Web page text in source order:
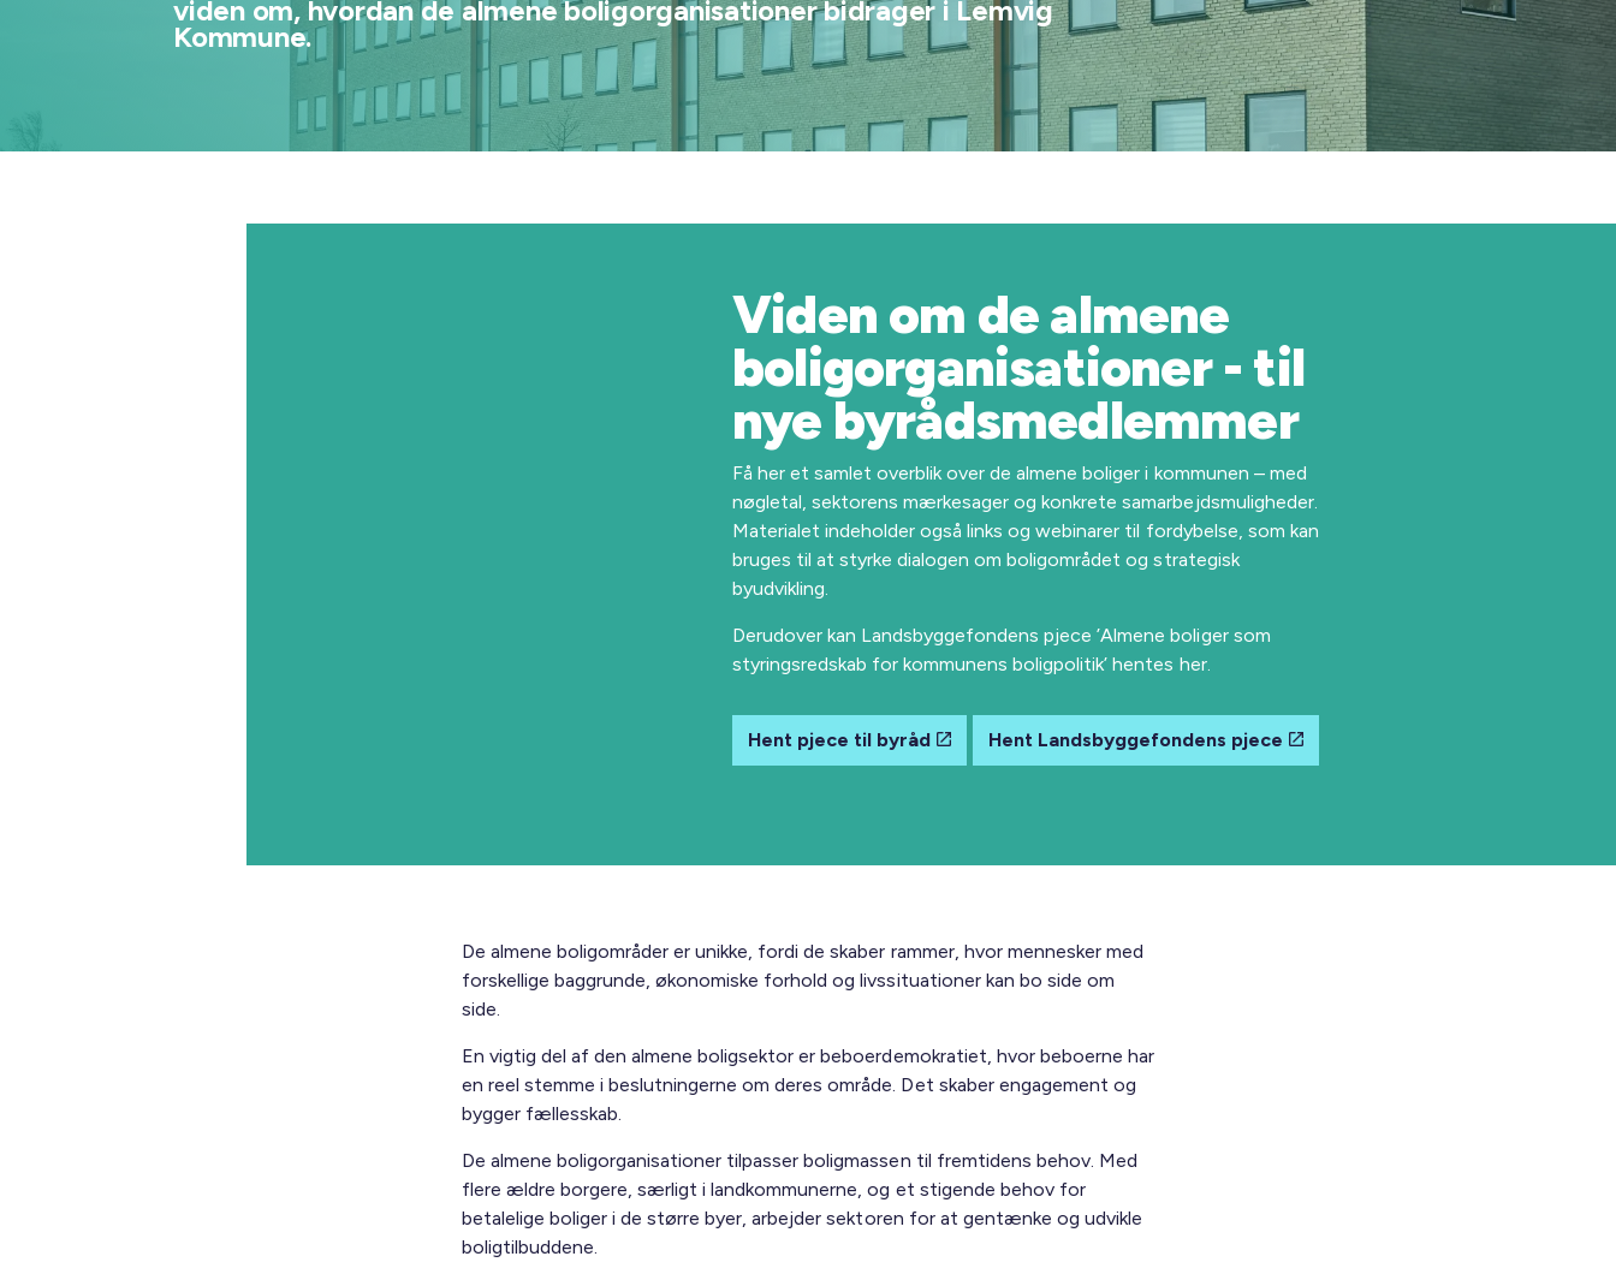
viden om, hvordan de almene boligorganisationer bidrager i Lemvig
Kommune.
Viden om de almene
boligorganisationer - til
nye byrådsmedlemmer
Få her et samlet overblik over de almene boliger i kommunen – med
nøgletal, sektorens mærkesager og konkrete samarbejdsmuligheder.
Materialet indeholder også links og webinarer til fordybelse, som kan
bruges til at styrke dialogen om boligområdet og strategisk
byudvikling.
Derudover kan Landsbyggefondens pjece ’Almene boliger som
styringsredskab for kommunens boligpolitik’ hentes her.
Hent pjece til byråd Hent Landsbyggefondens pjece
De almene boligområder er unikke, fordi de skaber rammer, hvor mennesker med
forskellige baggrunde, økonomiske forhold og livssituationer kan bo side om
side.
En vigtig del af den almene boligsektor er beboerdemokratiet, hvor beboerne har
en reel stemme i beslutningerne om deres område. Det skaber engagement og
bygger fællesskab.
De almene boligorganisationer tilpasser boligmassen til fremtidens behov. Med
flere ældre borgere, særligt i landkommunerne, og et stigende behov for
betalelige boliger i de større byer, arbejder sektoren for at gentænke og udvikle
boligtilbuddene.